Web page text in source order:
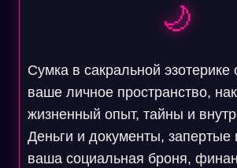
🌙
Сумка в сакральной эзотерике
ваше личное пространство,
жизненный опыт, тайны и
Деньги и документы,
ваша социальная броня,